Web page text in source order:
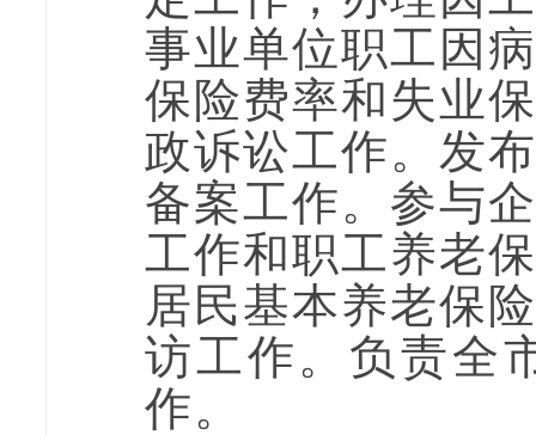
事业单位职工因
保险费率和失业
政诉讼工作。发
备案工作。参与
工作和职工养老
居民基本养老保
访工作。负责全
作。